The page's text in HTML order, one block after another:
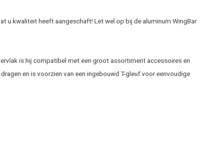
u kwaliteit heeft aangeschaft! Let wel op bij de aluminum WingBar
is hij compatibel met een groot assortiment accessoires en
en is voorzien van een ingebouwd T-gleuf voor eenvoudige